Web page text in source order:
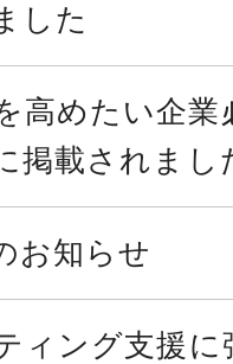
した
高めたい企
掲載されまし
お知らせ
ィング支援